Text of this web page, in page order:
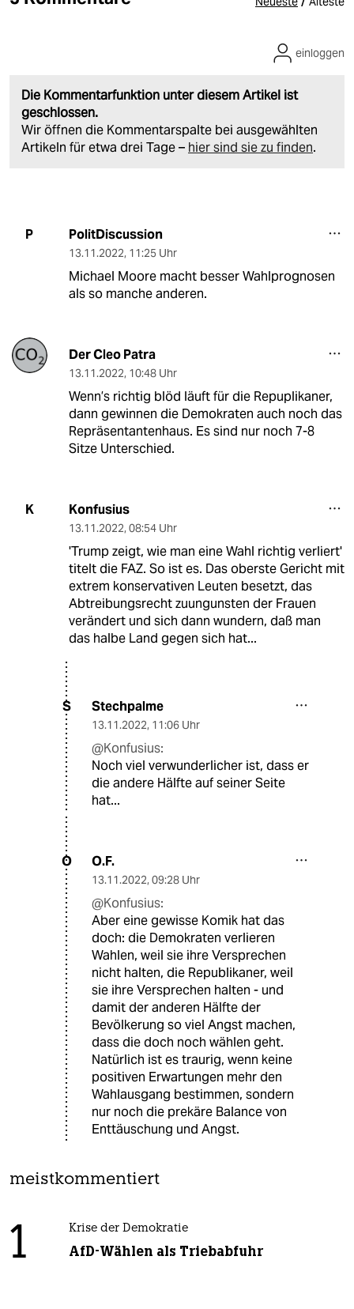
Die Kommentarfunktion unter diesem Artikel ist
geschlossen.
Wir öffnen die Kommentarspalte bei ausgewählten
Artikeln für etwa drei Tage – hier sind sie zu finden.
einloggen
P PolitDiscussion
13.11.2022, 11:25 Uhr
Michael Moore macht besser Wahlprognosen
als so manche anderen.
Der Cleo Patra
13.11.2022, 10:48 Uhr
Wenn’s richtig blöd läuft für die Repuplikaner,
dann gewinnen die Demokraten auch noch das
Repräsentantenhaus. Es sind nur noch 7-8
Sitze Unterschied.
K Konfusius
13.11.2022, 08:54 Uhr
'Trump zeigt, wie man eine Wahl richtig verliert'
titelt die FAZ. So ist es. Das oberste Gericht mit
extrem konservativen Leuten besetzt, das
Abtreibungsrecht zuungunsten der Frauen
verändert und sich dann wundern, daß man
das halbe Land gegen sich hat...
S Stechpalme
13.11.2022, 11:06 Uhr
@Konfusius:
Noch viel verwunderlicher ist, dass er
die andere Hälfte auf seiner Seite
hat...
O O.F.
13.11.2022, 09:28 Uhr
@Konfusius:
Aber eine gewisse Komik hat das
doch: die Demokraten verlieren
Wahlen, weil sie ihre Versprechen
nicht halten, die Republikaner, weil
sie ihre Versprechen halten - und
damit der anderen Hälfte der
Bevölkerung so viel Angst machen,
dass die doch noch wählen geht.
Natürlich ist es traurig, wenn keine
positiven Erwartungen mehr den
Wahlausgang bestimmen, sondern
nur noch die prekäre Balance von
Enttäuschung und Angst.
meistkommentiert
1 Krise der Demokratie
AfD-Wählen als Triebabfuhr